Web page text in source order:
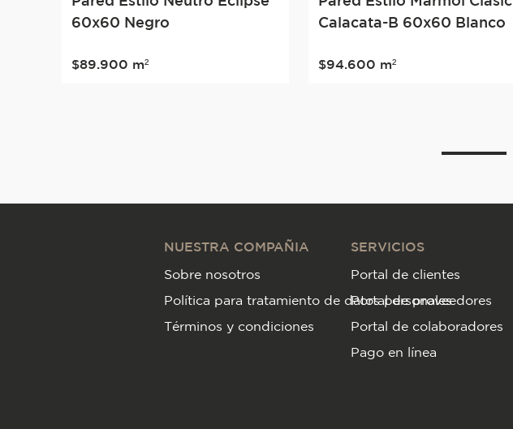
60x60 Negro
$89.900 m²
Calacata-B 60x60 Blanco
$94.600 m²
NUESTRA COMPAÑIA
Sobre nosotros
Política para tratamiento de datos personales
Términos y condiciones
SERVICIOS
Portal de clientes
Portal de proveedores
Portal de colaboradores
Pago en línea